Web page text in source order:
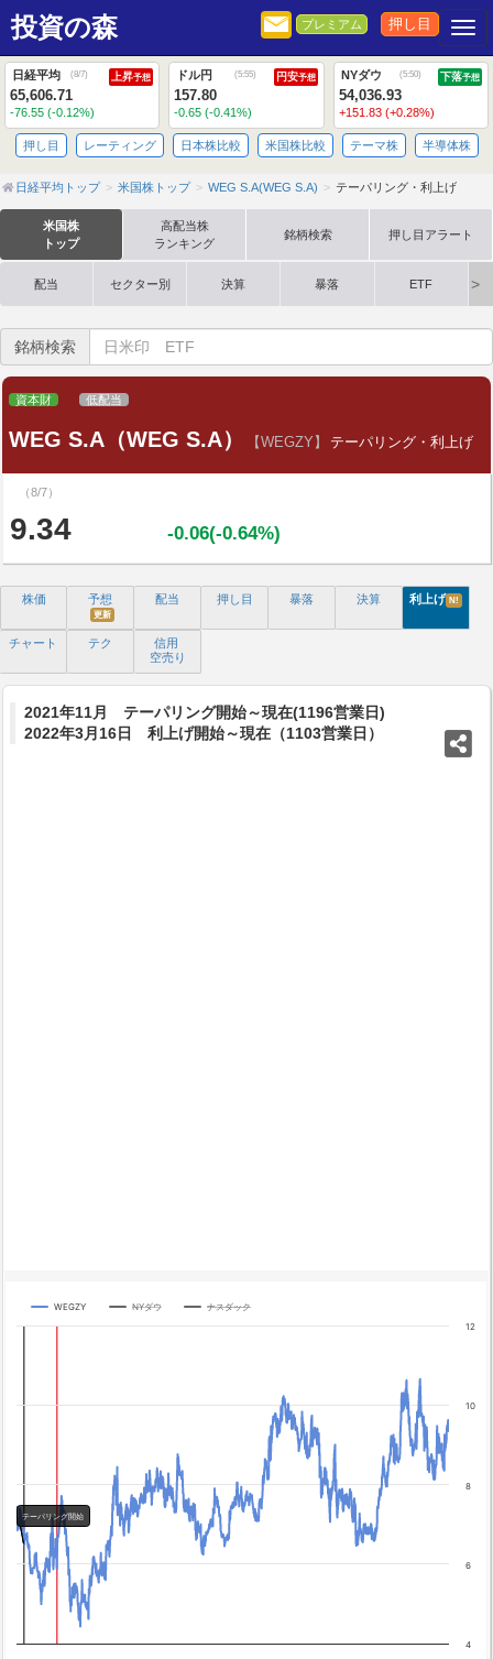
投資の森 プレミアム 押し目
日経平均 (8/7) 上昇予想
65,606.71
-76.55 (-0.12%)
ドル円 (5:55) 円安予想
157.80
-0.65 (-0.41%)
NYダウ (5:50) 下落予想
54,036.93
+151.83 (+0.28%)
押し目 レーティング 日本株比較 米国株比較 テーマ株 半導体株
日経平均トップ 米国株トップ WEG S.A(WEG S.A) テーパリング・利上げ
米国株
トップ
高配当株
ランキング
銘柄検索 押し目アラート
配当 セクター別 決算 暴落 ETF
銘柄検索
資本財 低配当
WEG S.A（WEG S.A） 【WEGZY】 テーパリング・利上げ
（8/7）
9.34 -0.06(-0.64%)
株価 予想
更新
配当 押し目 暴落 決算 利上げ N!
チャート テク
信用
空売り
2021年11月 テーパリング開始～現在(1196営業日)
2022年3月16日 利上げ開始～現在（1103営業日）
Chart
The chart has 4 Y axes displaying yA0, yA1, yA2, and yA3.
テーパリング開始
WEGZY NYダウ ナスダック
4
6
8
10
12